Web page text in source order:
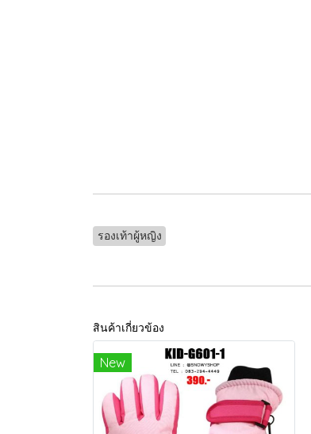
รองเท้าผู้หญิง
สินค้าเกี่ยวข้อง
New